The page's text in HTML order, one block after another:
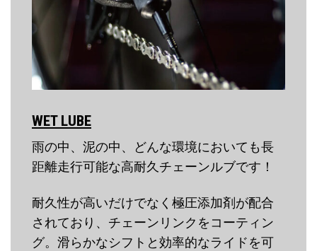
WET LUBE
雨の中、泥の中、どんな環境においても長
距離走行可能な高耐久チェーンルブです！
耐久性が高いだけでなく極圧添加剤が配合
されており、チェーンリンクをコーティン
グ。滑らかなシフトと効率的なライドを可